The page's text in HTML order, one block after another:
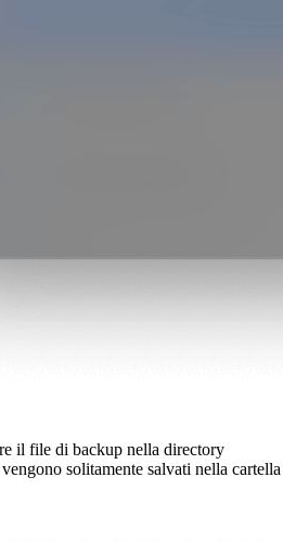
il file di backup nella directory
solitamente salvati nella cartella